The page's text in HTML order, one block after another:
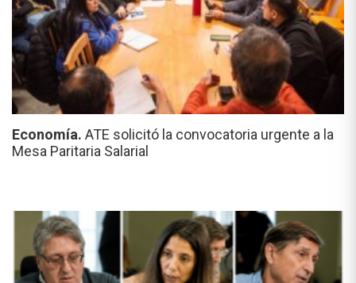
Economía. ATE solicitó la convocatoria urgente a la
Mesa Paritaria Salarial